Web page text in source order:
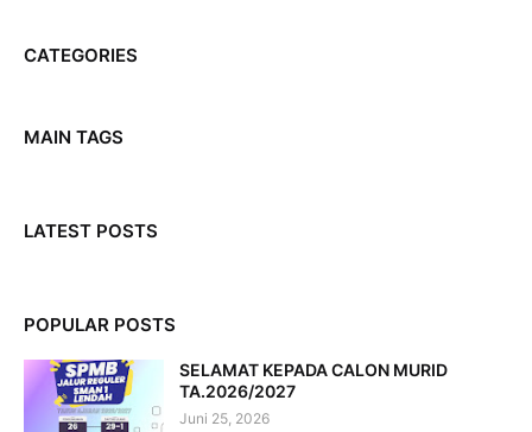
CATEGORIES
MAIN TAGS
LATEST POSTS
POPULAR POSTS
SELAMAT KEPADA CALON MURID
TA.2026/2027
Juni 25, 2026